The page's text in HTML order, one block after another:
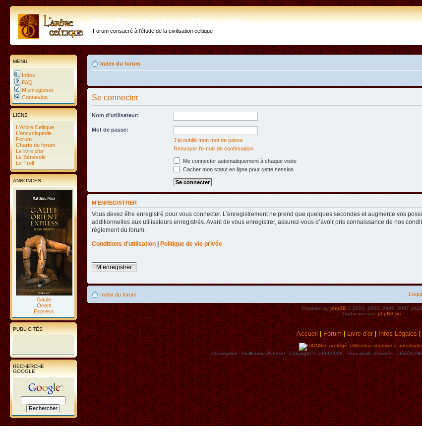
http://forum.arbre-celtique.com
Forum consacré à l'étude de la civilisation celtique
MENU
Index
FAQ
M’enregistrer
Connexion
LIENS
L'Arbre Celtique
L'encyclopédie
Forum
Charte du forum
Le livre d'or
Le Bénévole
Le Troll
ANNONCES
Gaule
Orient
Express
PUBLICITÉS
RECHERCHE
GOOGLE
Index du forum
Se connecter
Nom d’utilisateur:
Mot de passe:
J’ai oublié mon mot de passe
Renvoyer l’e-mail de confirmation
Me connecter automatiquement à chaque visite
Cacher mon statut en ligne pour cette session
M’ENREGISTRER
Vous devez être enregistré pour vous connecter. L’enregistrement ne prend que quelques secondes et augmente vos
additionnelles aux utilisateurs enregistrés. Avant de vous enregistrer, assurez-vous d’avoir pris connaissance de nos
règlement du forum.
Conditions d’utilisation
Politique de vie privée
M’enregistrer
Index du forum
Powered byphpBB© 2000, 2002, 2005, 2007
Traduction par:phpBB.biz
Accueil| Forum|Livre d'or|Infos Lègales|
Site protégé. Utilisation soumise à
Conception : Guillaume Roussel - Copyright © 1999/2009 - Tous droits rèservès - Dèpôts